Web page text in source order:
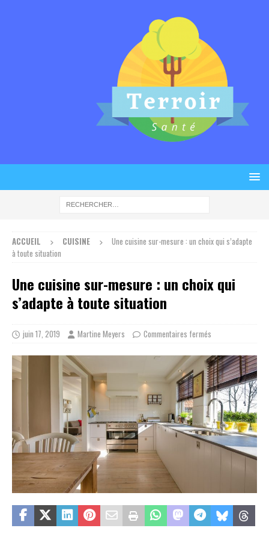
ACCUEIL CUISINE
Une cuisine sur-mesure : un choix qui s’adapte
à toute situation
Une cuisine sur-mesure : un choix qui
s’adapte à toute situation
juin 17, 2019 Martine Meyers Commentaires fermés